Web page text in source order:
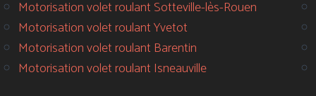
Motorisation volet roulant Sotteville-lès-Rouen
Motorisation volet roulant Yvetot
Motorisation volet roulant Barentin
Motorisation volet roulant Isneauville